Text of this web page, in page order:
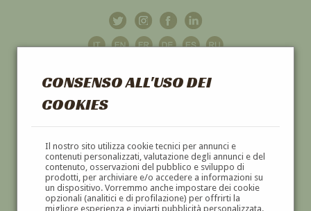
CONSENSO ALL'USO DEI
COOKIES
Il nostro sito utilizza cookie tecnici per annunci e
contenuti personalizzati, valutazione degli annunci e del
contenuto, osservazioni del pubblico e sviluppo di
prodotti, per archiviare e/o accedere a informazioni su
un dispositivo. Vorremmo anche impostare dei cookie
opzionali (analitici e di profilazione) per offrirti la
migliore esperienza e inviarti pubblicità personalizzata.
GALLERIAD'ARTE
DIPINTI E SCULTURE '800 E '900